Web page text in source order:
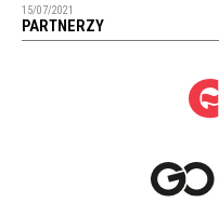
15/07/2021
PARTNERZY